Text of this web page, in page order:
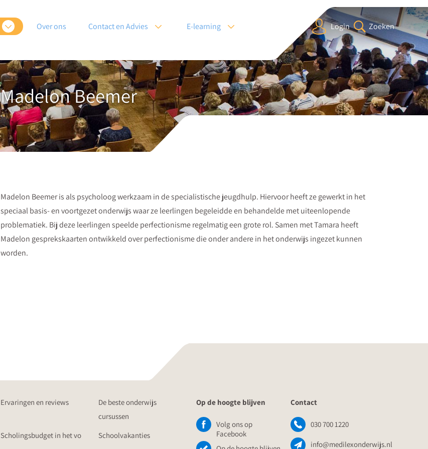
Over ons Contact en Advies E-learning Login Zoeken
Madelon Beemer
Madelon Beemer is als psycholoog werkzaam in de specialistische jeugdhulp. Hiervoor heeft ze gewerkt in het
speciaal basis- en voortgezet onderwijs waar ze leerlingen begeleidde en behandelde met uiteenlopende
problematiek. Bij deze leerlingen speelde perfectionisme regelmatig een grote rol. Samen met Tamara heeft
Madelon gesprekskaarten ontwikkeld over perfectionisme die onder andere in het onderwijs ingezet kunnen
worden.
Ervaringen en reviews
De beste onderwijs
cursussen
Scholingsbudget in het vo Schoolvakanties
Op de hoogte blijven
Volg ons op
Facebook
Contact
030 700 1220
info@medilexonderwijs.nl